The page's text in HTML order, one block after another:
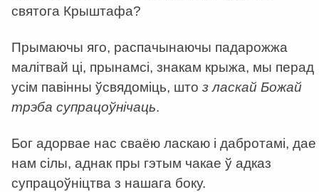
святога Крыштафа?
Прымаючы яго, распачынаючы падарожжа
малітвай ці, прынамсі, знакам крыжа, мы перад
усім павінны ўсвядоміць, што з ласкай Божай
трэба супрацоўнічаць.
Бог адорвае нас сваёю ласкаю і дабротамі, дае
нам сілы, аднак пры гэтым чакае ў адказ
супрацоўніцтва з нашага боку.